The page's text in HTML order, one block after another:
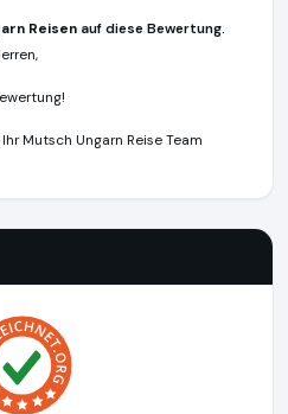
Reisen auf diese Bewertung.
Mutsch Ungarn Reise Team